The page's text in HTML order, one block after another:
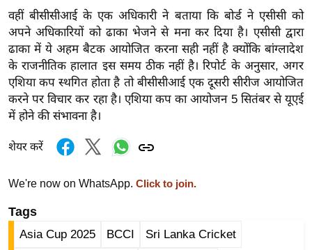
न्यू
ज
ब्री
फ
म
नो
ज
ज
त
बॉ
वहीं बीसीसीआई के एक अधिकारी ने बताया कि बोर्ड ने एसीसी को
अपने अधिकारियों को ढाका भेजने से मना कर दिया है। एसीसी द्वारा
ढाका में ये अहम बैटक आयोजित करना सही नहीं है क्योंकि बांग्लादेश
के राजनीतिक हालात इस समय ठीक नहीं है। रिपोर्ट के अनुसार, अगर
एशिया कप स्थगित होता है तो बीसीसीआई एक दूसरी सीरीज आयोजित
करने पर विचार कर रहा है। एशिया कप का आयोजन 5 सितंबर से यूएई
में होने की संभावना है।
शेयर करें
We're now on WhatsApp. Click to join.
Tags
Asia Cup 2025 BCCI Sri Lanka Cricket